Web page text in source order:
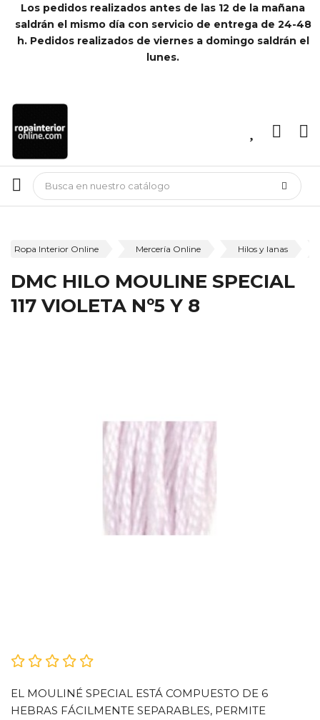
Los pedidos realizados antes de las 12 de la mañana
saldrán el mismo día con servicio de entrega de 24-48
h. Pedidos realizados de viernes a domingo saldrán el
lunes.
Ropa Interior Online Mercería Online Hilos y lanas
DMC HILO MOULINE SPECIAL
117 VIOLETA Nº5 Y 8
EL MOULINÉ SPECIAL ESTÁ COMPUESTO DE 6
HEBRAS FÁCILMENTE SEPARABLES, PERMITE